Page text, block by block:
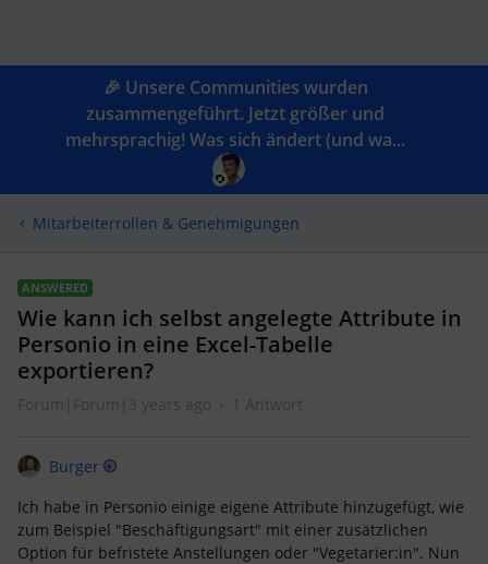
🎉 Unsere Communities wurden
zusammengeführt. Jetzt größer und
mehrsprachig! Was sich ändert (und wa...
Mitarbeiterrollen & Genehmigungen
ANSWERED
Wie kann ich selbst angelegte Attribute in
Personio in eine Excel-Tabelle
exportieren?
Forum|Forum|3 years ago 1 Antwort
Burger
Ich habe in Personio einige eigene Attribute hinzugefügt, wie
zum Beispiel "Beschäftigungsart" mit einer zusätzlichen
Option für befristete Anstellungen oder "Vegetarier:in". Nun